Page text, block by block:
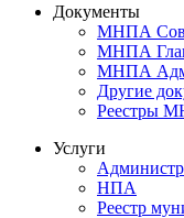
Документы
МНПА
МНПА
МНПА
Другие
Реестры
Услуги
НПА
Реестр